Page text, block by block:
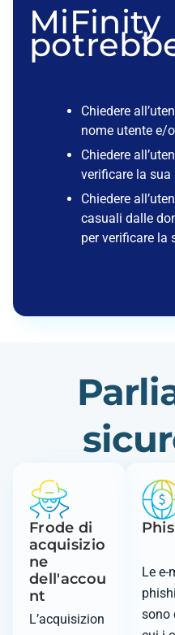
MiFinity
Chiedere
nome utente e/
Chiedere
verificare la sua
Chiedere
casuali dalle
per verificare la
Frode di
acquisizio
ne
dell'accou
nt
L’acquisizion
Le e-
sono